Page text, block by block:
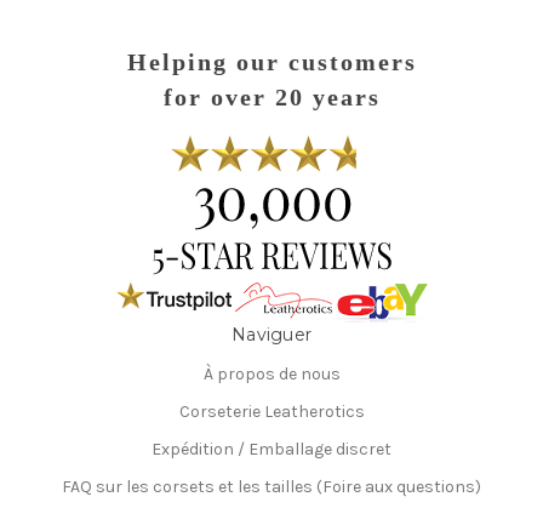
Helping our customers
for over 20 years
Naviguer
À propos de nous
Corseterie Leatherotics
Expédition / Emballage discret
FAQ sur les corsets et les tailles (Foire aux questions)